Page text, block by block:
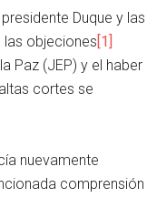
Duque y las
las objeciones[1]
Paz (JEP) y el haber
cortes se
nuevamente
comprensión